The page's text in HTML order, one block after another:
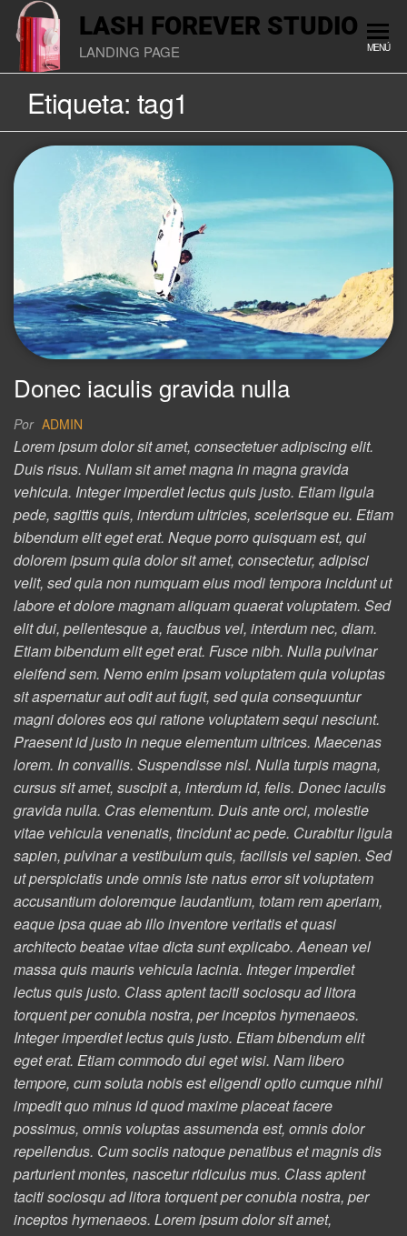
LASH FOREVER STUDIO
LANDING PAGE MENÚ
Etiqueta:tag1
Donec iaculis gravida nulla
Por ADMIN
Lorem ipsum dolor sit amet, consectetuer adipiscing elit.
Duis risus. Nullam sit amet magna in magna gravida
vehicula. Integer imperdiet lectus quis justo. Etiam ligula
pede, sagittis quis, interdum ultricies, scelerisque eu. Etiam
bibendum elit eget erat. Neque porro quisquam est, qui
dolorem ipsum quia dolor sit amet, consectetur, adipisci
velit, sed quia non numquam eius modi tempora incidunt ut
labore et dolore magnam aliquam quaerat voluptatem. Sed
elit dui, pellentesque a, faucibus vel, interdum nec, diam.
Etiam bibendum elit eget erat. Fusce nibh. Nulla pulvinar
eleifend sem. Nemo enim ipsam voluptatem quia voluptas
sit aspernatur aut odit aut fugit, sed quia consequuntur
magni dolores eos qui ratione voluptatem sequi nesciunt.
Praesent id justo in neque elementum ultrices. Maecenas
lorem. In convallis. Suspendisse nisl. Nulla turpis magna,
cursus sit amet, suscipit a, interdum id, felis. Donec iaculis
gravida nulla. Cras elementum. Duis ante orci, molestie
vitae vehicula venenatis, tincidunt ac pede. Curabitur ligula
sapien, pulvinar a vestibulum quis, facilisis vel sapien. Sed
ut perspiciatis unde omnis iste natus error sit voluptatem
accusantium doloremque laudantium, totam rem aperiam,
eaque ipsa quae ab illo inventore veritatis et quasi
architecto beatae vitae dicta sunt explicabo. Aenean vel
massa quis mauris vehicula lacinia. Integer imperdiet
lectus quis justo. Class aptent taciti sociosqu ad litora
torquent per conubia nostra, per inceptos hymenaeos.
Integer imperdiet lectus quis justo. Etiam bibendum elit
eget erat. Etiam commodo dui eget wisi. Nam libero
tempore, cum soluta nobis est eligendi optio cumque nihil
impedit quo minus id quod maxime placeat facere
possimus, omnis voluptas assumenda est, omnis dolor
repellendus. Cum sociis natoque penatibus et magnis dis
parturient montes, nascetur ridiculus mus. Class aptent
taciti sociosqu ad litora torquent per conubia nostra, per
inceptos hymenaeos. Lorem ipsum dolor sit amet,